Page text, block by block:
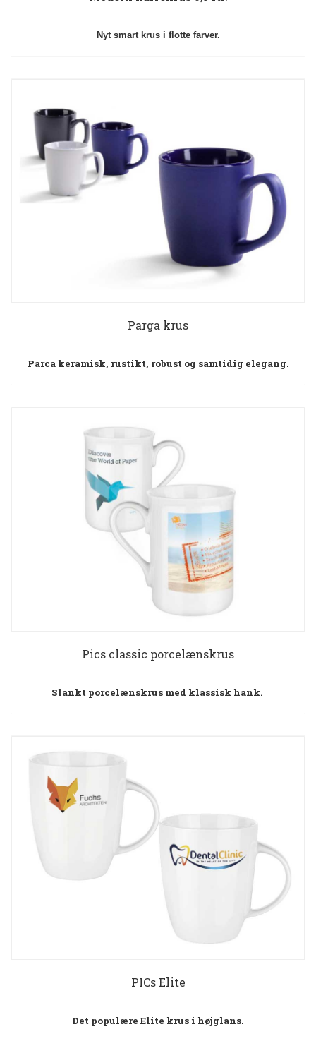
Nyt smart krus i flotte farver.
Parga krus
Parca keramisk, rustikt, robust og samtidig elegang.
Pics classic porcelænskrus
Slankt porcelænskrus med klassisk hank.
PICs Elite
Det populære Elite krus i højglans.